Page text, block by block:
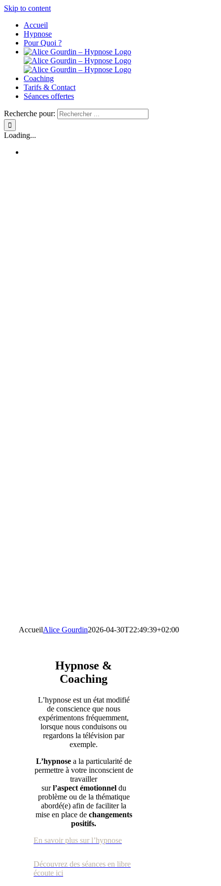
Skip to content
Accueil
Hypnose
Pour Quoi ?
Coaching
Tarifs & Contact
Séances offertes
Recherche pour:
Loading...
AccueilAlice Gourdin2026-04-30T22:49:39+02:00
Hypnose &
Coaching
L’hypnose est un état modifié
de conscience que nous
expérimentons fréquemment,
lorsque nous conduisons ou
regardons la télévision par
exemple.
L’hypnosea la particularité de
permettre à votre inconscient de
travailler
surl’aspect émotionneldu
problème ou de la thématique
abordé(e) afin de faciliter la
mise en place dechangements
positifs.
En savoir plus sur l’hypnose
Découvrez des séances en libre
écoute ici